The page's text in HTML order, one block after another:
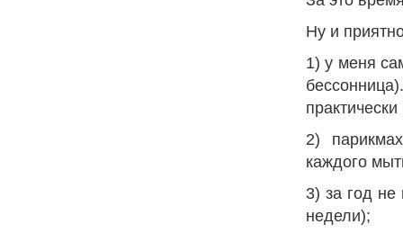
Ну и
1) у меня
2)
каждого
3) за год
недели);